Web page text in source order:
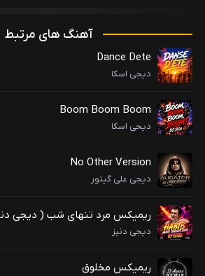
آهنگ های مرتبط
Dance Dete
دیجی اسکا
Boom Boom Boom
دیحی اسکا
No Other Version
دیجی علی گیتور
ریمیکس مرد تنهای شب ( دیجی
دیجی دنیز
ریمیکس مخلوق